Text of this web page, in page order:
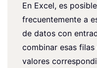
En Excel, es
frecuentemente a
de datos con
combinar esas
valores